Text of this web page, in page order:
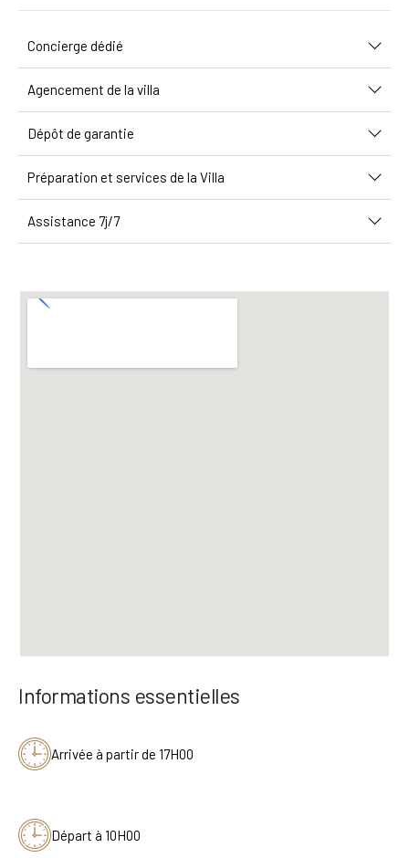
Concierge dédié
Agencement de la villa
Dépôt de garantie
Préparation et services de la Villa
Assistance 7j/7
Informations essentielles
Arrivée à partir de 17H00
Départ à 10H00